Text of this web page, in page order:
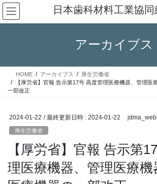
コ
ン
テ
ス
ナ
ビ
ゲ
ン
日本歯科材料工業協同
アーカイブス
HOME アーカイブス
厚生労働省
【厚労省】官報 告示第17号 高度管理医療機器、管理医
一部改正
2024-01-22 / 最終更新日時 : 2024-01-22
厚生労働省
【厚労省】官報 告示第
理医療機器、管理医療